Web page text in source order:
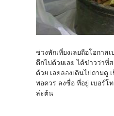
ช่วงพักเที่ยงเลยถือโอกาส
ตึกไปด้วยเลย ได้ข่าวว่าที่
ด้วย เลยลองเดินไปถามดู
พอควร ลงชื่อ ที่อยู่ เบอร์
ล่ะต้น